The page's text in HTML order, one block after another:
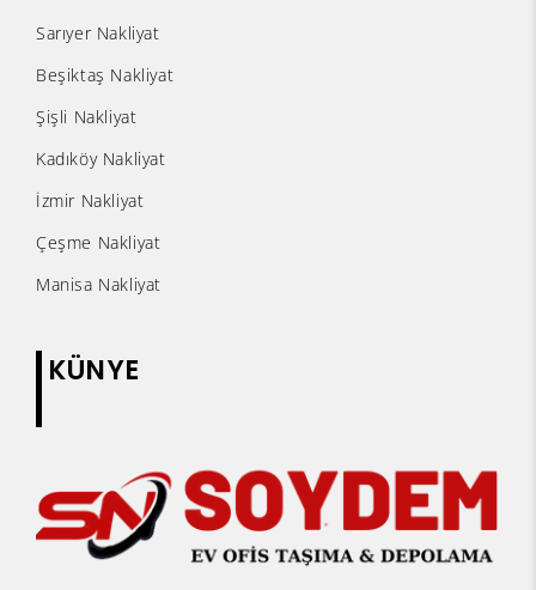
Sarıyer Nakliyat
Beşiktaş Nakliyat
Şişli Nakliyat
Kadıköy Nakliyat
İzmir Nakliyat
Çeşme Nakliyat
Manisa Nakliyat
KÜNYE